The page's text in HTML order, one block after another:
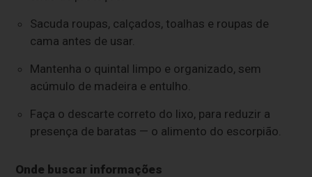
Sacuda roupas, calçados, toalhas e roupas de
cama antes de usar.
Mantenha o quintal limpo e organizado, sem
acúmulo de madeira e entulho.
Faça o descarte correto do lixo, para reduzir a
presença de baratas — o alimento do escorpião.
Onde buscar informações